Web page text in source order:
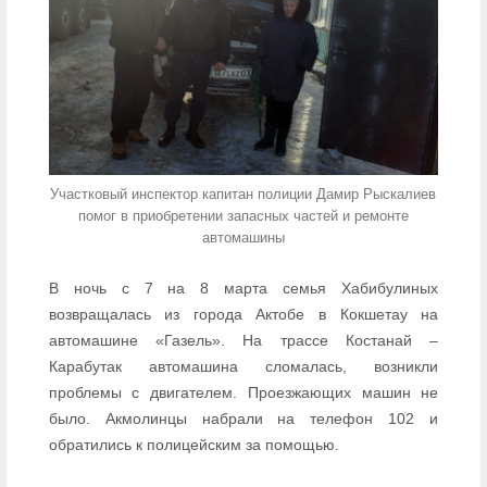
Участковый инспектор капитан полиции Дамир Рыскалиев
помог в приобретении запасных частей и ремонте
автомашины
В ночь с 7 на 8 марта семья Хабибулиных
возвращалась из города Актобе в Кокшетау на
автомашине «Газель». На трассе Костанай –
Карабутак автомашина сломалась, возникли
проблемы с двигателем. Проезжающих машин не
было. Акмолинцы набрали на телефон 102 и
обратились к полицейским за помощью.